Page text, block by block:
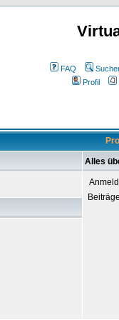
FAQ
Profil
Alles